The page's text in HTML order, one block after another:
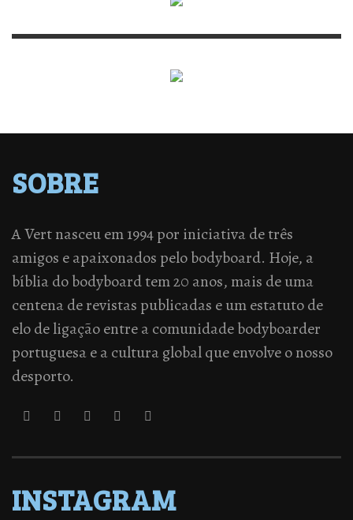
SOBRE
A Vert nasceu em 1994 por iniciativa de três
amigos e apaixonados pelo bodyboard. Hoje, a
bíblia do bodyboard tem 20 anos, mais de uma
centena de revistas publicadas e um estatuto de
elo de ligação entre a comunidade bodyboarder
portuguesa e a cultura global que envolve o nosso
desporto.
INSTAGRAM